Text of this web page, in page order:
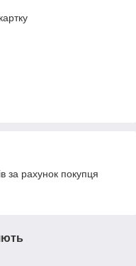
за рахунок покупця